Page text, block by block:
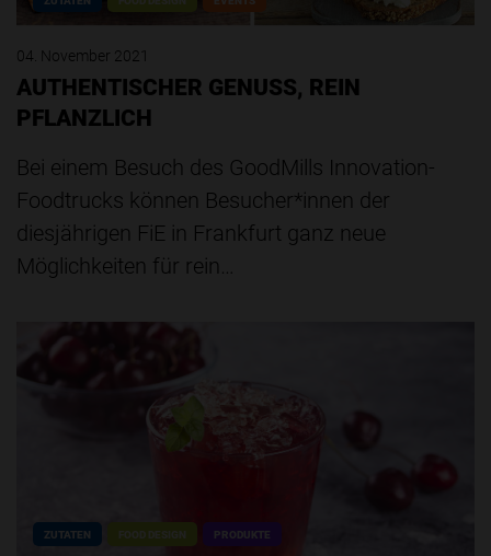
04. November 2021
AUTHENTISCHER GENUSS, REIN
PFLANZLICH
Bei einem Besuch des GoodMills Innovation-
Foodtrucks können Besucher*innen der
diesjährigen FiE in Frankfurt ganz neue
Möglichkeiten für rein…
ZUTATEN FOOD DESIGN PRODUKTE